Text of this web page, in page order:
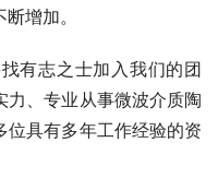
增加。
有志之士加入我们的团
力、专业从事微波介质陶
具有多年工作经验的资